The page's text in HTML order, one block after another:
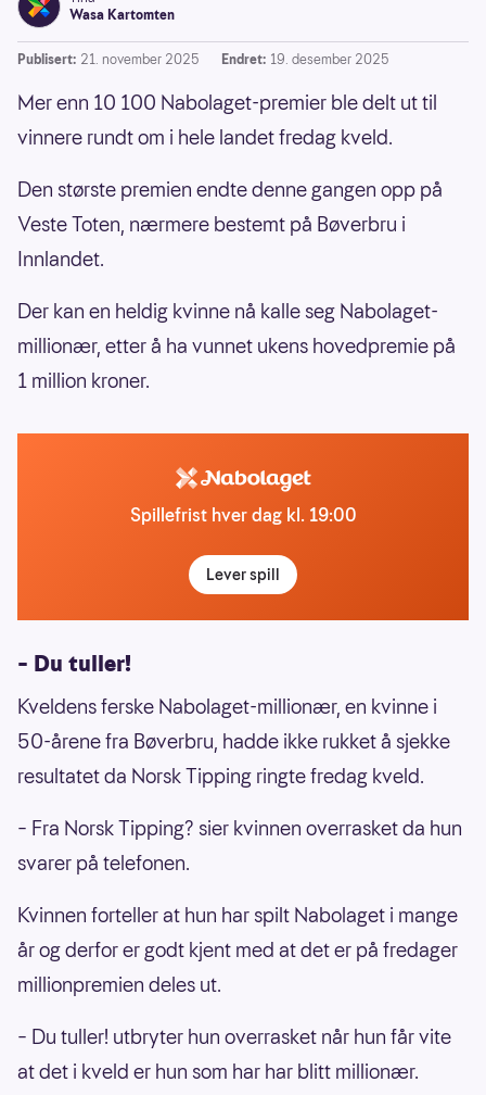
Wasa Kartomten
Publisert: 21. november 2025 Endret: 19. desember 2025
Mer enn 10 100 Nabolaget-premier ble delt ut til
vinnere rundt om i hele landet fredag kveld.
Den største premien endte denne gangen opp på
Veste Toten, nærmere bestemt på Bøverbru i
Innlandet.
Der kan en heldig kvinne nå kalle seg Nabolaget-
millionær, etter å ha vunnet ukens hovedpremie på
1 million kroner.
Spillefrist hver dag kl. 19:00
Lever spill
– Du tuller!
Kveldens ferske Nabolaget-millionær, en kvinne i
50-årene fra Bøverbru, hadde ikke rukket å sjekke
resultatet da Norsk Tipping ringte fredag kveld.
– Fra Norsk Tipping? sier kvinnen overrasket da hun
svarer på telefonen.
Kvinnen forteller at hun har spilt Nabolaget i mange
år og derfor er godt kjent med at det er på fredager
millionpremien deles ut.
– Du tuller! utbryter hun overrasket når hun får vite
at det i kveld er hun som har har blitt millionær.